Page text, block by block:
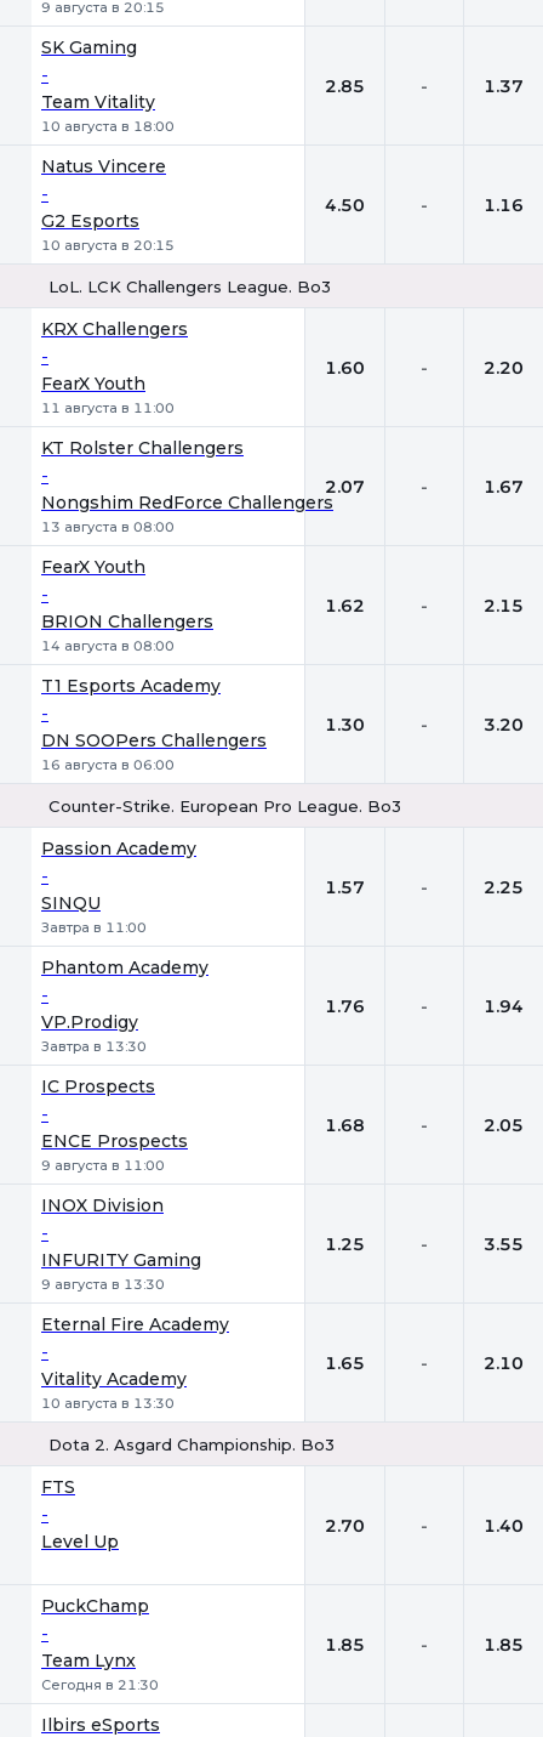
9 августа в 20:15
SK Gaming
-
Team Vitality
10 августа в 18:00
2.85 - 1.37
Natus Vincere
-
G2 Esports
10 августа в 20:15
4.50 - 1.16
LoL. LCK Challengers League. Bo3
KRX Challengers
-
FearX Youth
11 августа в 11:00
1.60 - 2.20
KT Rolster Challengers
-
Nongshim RedForce Challengers
13 августа в 08:00
2.07 - 1.67
FearX Youth
-
BRION Challengers
14 августа в 08:00
1.62 - 2.15
T1 Esports Academy
-
DN SOOPers Challengers
16 августа в 06:00
1.30 - 3.20
Counter-Strike. European Pro League. Bo3
Passion Academy
-
SINQU
Завтра в 11:00
1.57 - 2.25
Phantom Academy
-
VP.Prodigy
Завтра в 13:30
1.76 - 1.94
IC Prospects
-
ENCE Prospects
9 августа в 11:00
1.68 - 2.05
INOX Division
-
INFURITY Gaming
9 августа в 13:30
1.25 - 3.55
Eternal Fire Academy
-
Vitality Academy
10 августа в 13:30
1.65 - 2.10
Dota 2. Asgard Championship. Bo3
FTS
-
Level Up
2.70 - 1.40
PuckChamp
-
Team Lynx
Сегодня в 21:30
1.85 - 1.85
Ilbirs eSports